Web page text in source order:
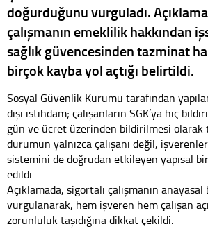
doğurduğunu vurguladı.
çalışmanın emeklilik hakkından
sağlık güvencesinden tazminat
birçok kayba yol açtığı belirtildi.
Sosyal Güvenlik Kurumu tarafından
dışı istihdam; çalışanların SGK’ya hiç
gün ve ücret üzerinden bildirilmesi olarak
durumun yalnızca çalışanı değil,
sistemini de doğrudan etkileyen yapısal
edildi.
Açıklamada, sigortalı çalışmanın
vurgulanarak, hem işveren hem çalışan
zorunluluk taşıdığına dikkat çekildi.